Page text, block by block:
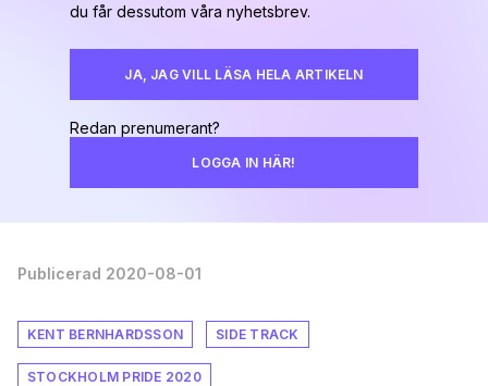
du får dessutom våra nyhetsbrev.
JA, JAG VILL LÄSA HELA ARTIKELN
Redan prenumerant?
LOGGA IN HÄR!
Publicerad 2020-08-01
KENT BERNHARDSSON SIDE TRACK
STOCKHOLM PRIDE 2020